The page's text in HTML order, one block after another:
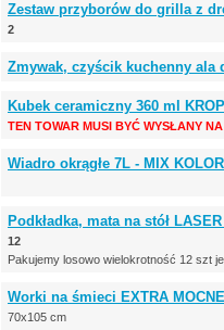
Zestaw przyborów do grilla z
2
Zmywak, czyścik kuchenny ala
Kubek ceramiczny 360 ml
TEN TOWAR MUSI BYĆ WYSŁANY
Wiadro okrągłe 7L - MIX KOLOR
Podkładka, mata na stół
12
Pakujemy losowo wielokrotność 12 szt
Worki na śmieci EXTRA
70x105 cm